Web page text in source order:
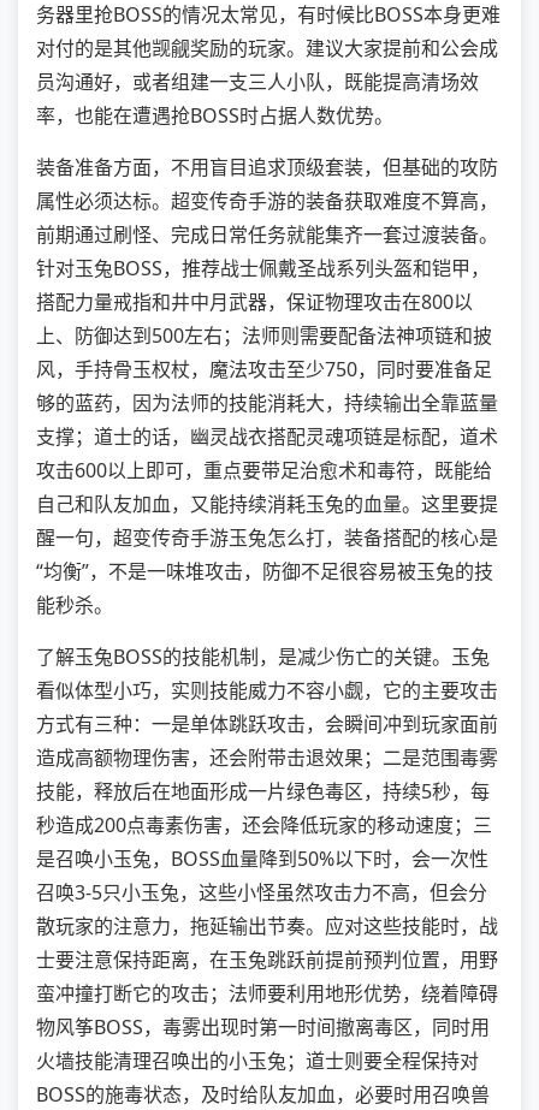
务器里抢BOSS的情况太常见，有时候比BOSS本身更难
对付的是其他觊觎奖励的玩家。建议大家提前和公会成
员沟通好，或者组建一支三人小队，既能提高清场效
率，也能在遭遇抢BOSS时占据人数优势。
装备准备方面，不用盲目追求顶级套装，但基础的攻防
属性必须达标。超变传奇手游的装备获取难度不算高，
前期通过刷怪、完成日常任务就能集齐一套过渡装备。
针对玉兔BOSS，推荐战士佩戴圣战系列头盔和铠甲，
搭配力量戒指和井中月武器，保证物理攻击在800以
上、防御达到500左右；法师则需要配备法神项链和披
风，手持骨玉权杖，魔法攻击至少750，同时要准备足
够的蓝药，因为法师的技能消耗大，持续输出全靠蓝量
支撑；道士的话，幽灵战衣搭配灵魂项链是标配，道术
攻击600以上即可，重点要带足治愈术和毒符，既能给
自己和队友加血，又能持续消耗玉兔的血量。这里要提
醒一句，超变传奇手游玉兔怎么打，装备搭配的核心是
“均衡”，不是一味堆攻击，防御不足很容易被玉兔的技
能秒杀。
了解玉兔BOSS的技能机制，是减少伤亡的关键。玉兔
看似体型小巧，实则技能威力不容小觑，它的主要攻击
方式有三种：一是单体跳跃攻击，会瞬间冲到玩家面前
造成高额物理伤害，还会附带击退效果；二是范围毒雾
技能，释放后在地面形成一片绿色毒区，持续5秒，每
秒造成200点毒素伤害，还会降低玩家的移动速度；三
是召唤小玉兔，BOSS血量降到50%以下时，会一次性
召唤3-5只小玉兔，这些小怪虽然攻击力不高，但会分
散玩家的注意力，拖延输出节奏。应对这些技能时，战
士要注意保持距离，在玉兔跳跃前提前预判位置，用野
蛮冲撞打断它的攻击；法师要利用地形优势，绕着障碍
物风筝BOSS，毒雾出现时第一时间撤离毒区，同时用
火墙技能清理召唤出的小玉兔；道士则要全程保持对
BOSS的施毒状态，及时给队友加血，必要时用召唤兽